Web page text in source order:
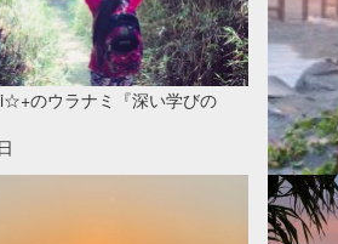
のウラナミ『深い学びの